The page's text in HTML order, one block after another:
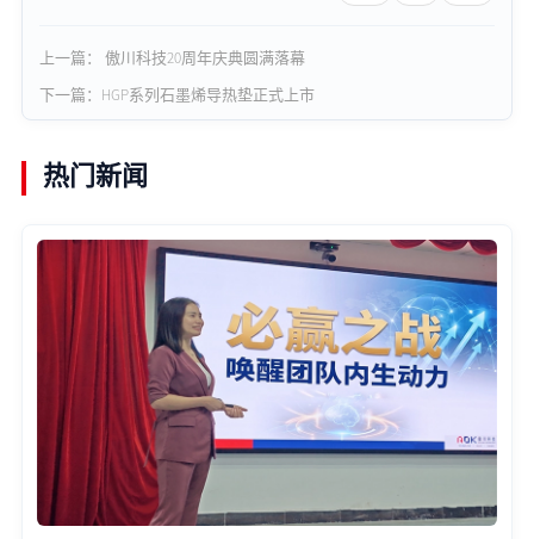
上一篇： 傲川科技20周年庆典圆满落幕
下一篇：​HGP系列石墨烯导热垫正式上市
热门新闻